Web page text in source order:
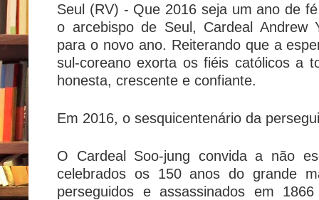
Seul (RV) - Que 2016 seja um ano de
o arcebispo de Seul, Cardeal Andrew
para o novo ano. Reiterando que a
sul-coreano exorta os fiéis católicos a
honesta, crescente e confiante.
Em 2016, o sesquicentenário da
O Cardeal Soo-jung convida a não
celebrados os 150 anos do grande
perseguidos e assassinados em